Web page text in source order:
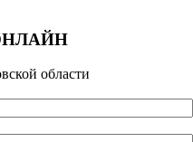
области